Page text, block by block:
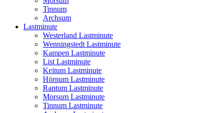
Tinnum
Archsum
Lastminute
Westerland Lastminute
Wenningstedt Lastminute
Kampen Lastminute
List Lastminute
Keitum Lastminute
Hörnum Lastminute
Rantum Lastminute
Morsum Lastminute
Tinnum Lastminute